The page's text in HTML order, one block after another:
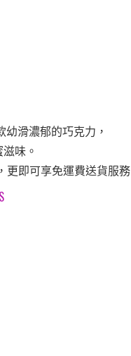
滑濃郁的巧克力，
味。
更即可享免運費送貨服務